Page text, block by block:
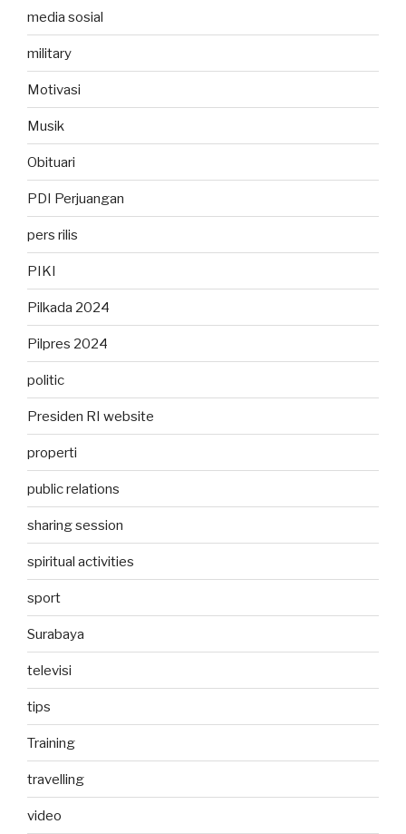
media sosial
military
Motivasi
Musik
Obituari
PDI Perjuangan
pers rilis
PIKI
Pilkada 2024
Pilpres 2024
politic
Presiden RI website
properti
public relations
sharing session
spiritual activities
sport
Surabaya
televisi
tips
Training
travelling
video